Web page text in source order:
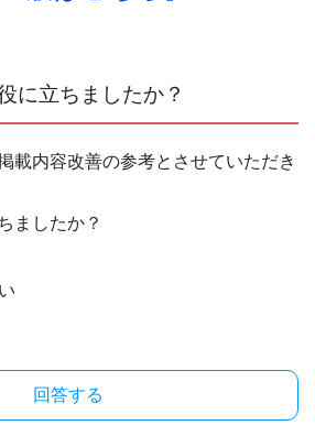
に立ちましたか？
載内容改善の参考とさせていただき
ましたか？